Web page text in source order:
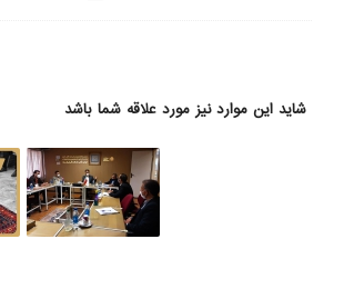
شاید این موارد نیز مورد علاقه شما باشد